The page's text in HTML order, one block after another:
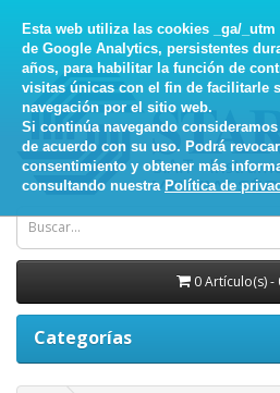
Esta web utiliza las cookies _ga/_utm
de Google Analytics, persistentes
años, para habilitar la función de
visitas únicas con el fin de facilitarle
navegación por el sitio web.
Si continúa navegando consideramos
de acuerdo con su uso. Podrá revocar
consentimiento y obtener más
consultando nuestra Política de
0 Artículo(s) -
Categorías